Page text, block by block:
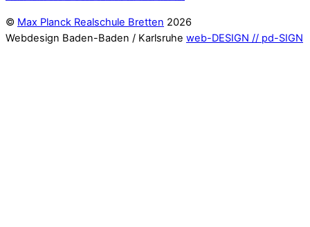
© Max Planck Realschule Bretten 2026
Webdesign Baden-Baden / Karlsruhe web-DESIGN // pd-SIGN